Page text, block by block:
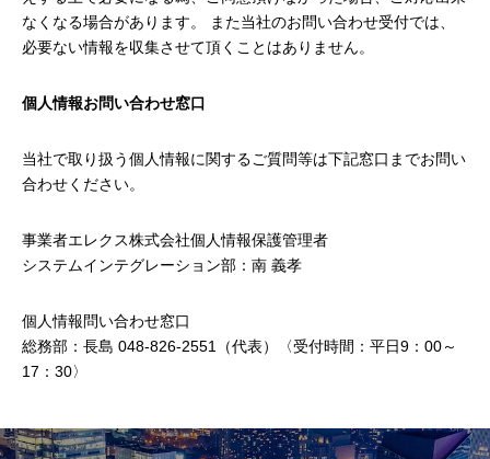
なくなる場合があります。 また当社のお問い合わせ受付では、
必要ない情報を収集させて頂くことはありません。
個人情報お問い合わせ窓口
当社で取り扱う個人情報に関するご質問等は下記窓口までお問い
合わせください。
事業者エレクス株式会社個人情報保護管理者
システムインテグレーション部：南 義孝
個人情報問い合わせ窓口
総務部：長島 048-826-2551（代表）〈受付時間：平日9：00～
17：30〉